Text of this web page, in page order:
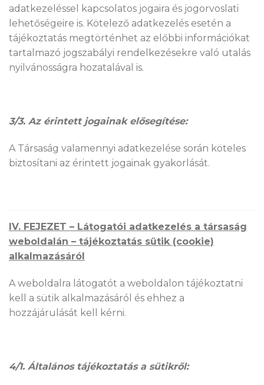
adatkezeléssel kapcsolatos jogaira és jogorvoslati
lehetőségeire is. Kötelező adatkezelés esetén a
tájékoztatás megtörténhet az előbbi információkat
tartalmazó jogszabályi rendelkezésekre való utalás
nyilvánosságra hozatalával is.
3/3. Az érintett jogainak elősegítése:
A Társaság valamennyi adatkezelése során köteles
biztosítani az érintett jogainak gyakorlását.
IV. FEJEZET – Látogatói adatkezelés a társaság
weboldalán – tájékoztatás sütik (cookie)
alkalmazásáról
A weboldalra látogatót a weboldalon tájékoztatni
kell a sütik alkalmazásáról és ehhez a
hozzájárulását kell kérni.
4/1. Általános tájékoztatás a sütikről: